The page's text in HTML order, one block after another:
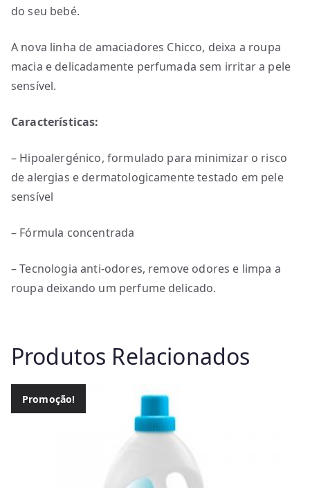
do seu bebé.
A nova linha de amaciadores Chicco, deixa a roupa
macia e delicadamente perfumada sem irritar a pele
sensível.
Características:
– Hipoalergénico, formulado para minimizar o risco
de alergias e dermatologicamente testado em pele
sensível
– Fórmula concentrada
– Tecnologia anti-odores, remove odores e limpa a
roupa deixando um perfume delicado.
Produtos Relacionados
Promoção!